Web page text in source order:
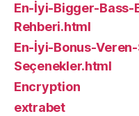
En-İyi-Bigger-Bass-
Rehberi.html
En-İyi-Bonus-
Seçenekler.html
Encryption
extrabet